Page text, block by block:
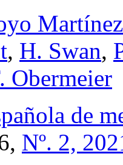
Martínez
, H. Swan,
Obermeier
de
Nº. 2,